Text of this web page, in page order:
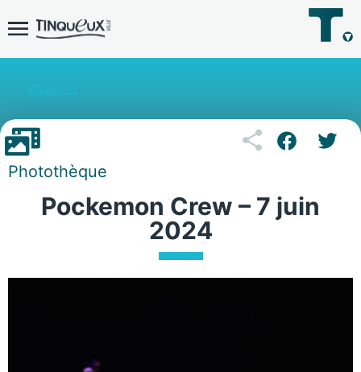
Photothèque
Pockemon Crew – 7 juin
2024